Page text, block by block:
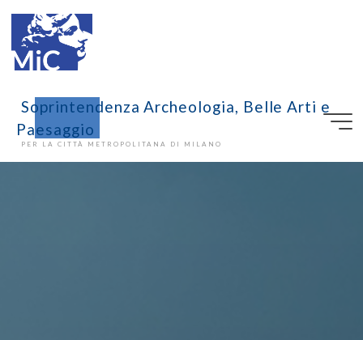
Soprintendenza Archeologia, Belle Arti e
Paesaggio
PER LA CITTÀ METROPOLITANA DI MILANO